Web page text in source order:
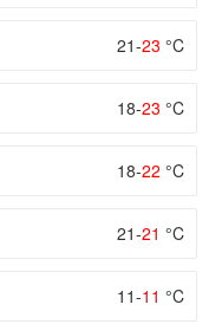
21-23 °C
18-23 °C
18-22 °C
21-21 °C
11-11 °C